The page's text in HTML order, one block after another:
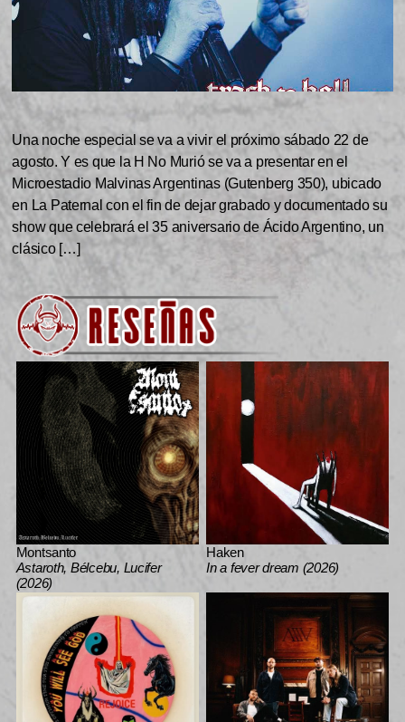
Una noche especial se va a vivir el próximo sábado 22 de
agosto. Y es que la H No Murió se va a presentar en el
Microestadio Malvinas Argentinas (Gutenberg 350), ubicado
en La Paternal con el fin de dejar grabado y documentado su
show que celebrará el 35 aniversario de Ácido Argentino, un
clásico […]
Montsanto
Astaroth, Bélcebu, Lucifer
(2026)
Haken
In a fever dream (2026)